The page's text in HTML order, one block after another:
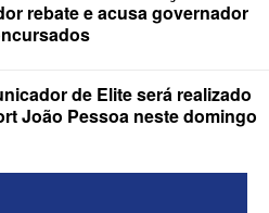
rebate e acusa governador
de Elite será realizado
João Pessoa neste domingo